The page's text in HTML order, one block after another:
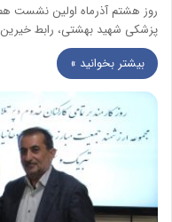
روز هشتم آذرماه اولین نشست
پزشکی شهید بهشتی، رابط
بیشتر بخوانید »